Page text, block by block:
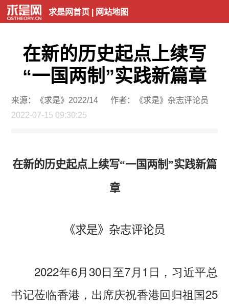
求是网首页| 网站地图
在新的历史起点上续写
“一国两制”实践新篇章
来源：《求是》2022/14
作者：《求是》杂志评论员
2022-07-15 09:30:25
在新的历史起点上续写“一国两制”实践新篇
章
《求是》杂志评论员
2022年6月30日至7月1日，习近平总
书记莅临香港，出席庆祝香港回归祖国25